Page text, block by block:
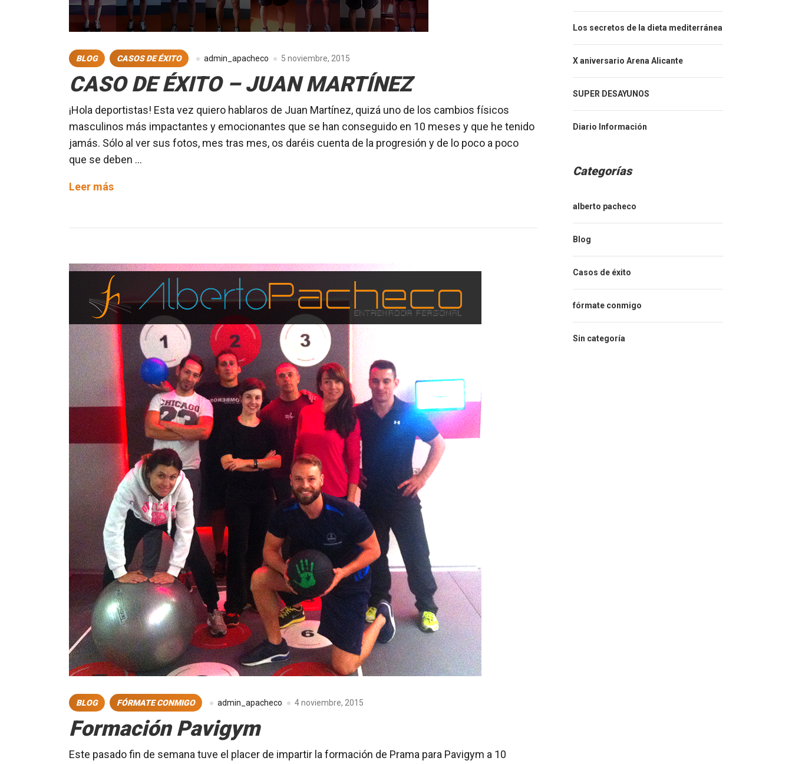
BLOG CASOS DE ÉXITO admin_apacheco 5 noviembre, 2015
CASO DE ÉXITO – JUAN MARTÍNEZ
¡Hola deportistas! Esta vez quiero hablaros de Juan Martínez, quizá uno de los cambios físicos
masculinos más impactantes y emocionantes que se han conseguido en 10 meses y que he tenido
jamás. Sólo al ver sus fotos, mes tras mes, os daréis cuenta de la progresión y de lo poco a poco
que se deben …
Leer másCASO
MARTÍNEZ
BLOG FÓRMATE CONMIGO admin_apacheco 4 noviembre, 2015
Formación Pavigym
Este pasado fin de semana tuve el placer de impartir la formación de Prama para Pavigym a 10
Los secretos de la dieta mediterránea
X aniversario Arena Alicante
SUPER DESAYUNOS
Diario Información
Categorías
alberto pacheco
Blog
Casos de éxito
fórmate conmigo
Sin categoría